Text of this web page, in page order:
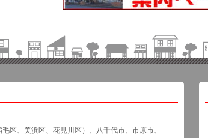
区、美浜区、花見川区）、八千代市、市原市、